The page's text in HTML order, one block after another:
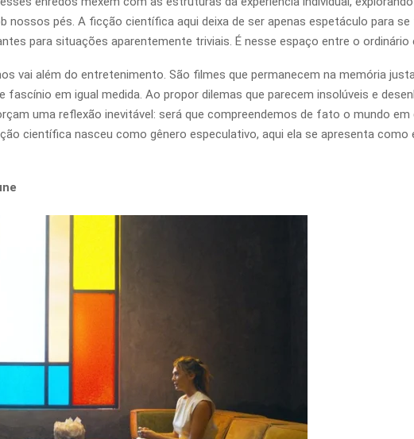
nossos pés. A ficção científica aqui deixa de ser apenas espetáculo para
para situações aparentemente triviais. É nesse espaço entre o
vai além do entretenimento. São filmes que permanecem na memória
em igual medida. Ao propor dilemas que parecem insolúveis e
uma reflexão inevitável: será que compreendemos de fato o mundo
científica nasceu como gênero especulativo, aqui ela se apresenta como